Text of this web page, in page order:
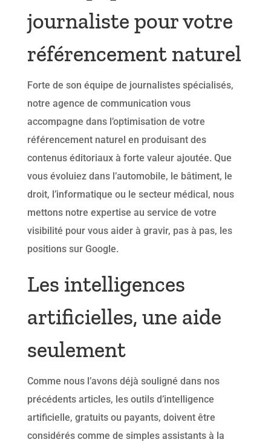
journaliste pour votre
référencement naturel
Forte de son équipe de journalistes spécialisés,
notre agence de communication vous
accompagne dans l’optimisation de votre
référencement naturel en produisant des
contenus éditoriaux à forte valeur ajoutée. Que
vous évoluiez dans l’automobile, le bâtiment, le
droit, l’informatique ou le secteur médical, nous
mettons notre expertise au service de votre
visibilité pour vous aider à gravir, pas à pas, les
positions sur Google.
Les intelligences
artificielles, une aide
seulement
Comme nous l’avons déjà souligné dans nos
précédents articles, les outils d’intelligence
artificielle, gratuits ou payants, doivent être
considérés comme de simples assistants à la